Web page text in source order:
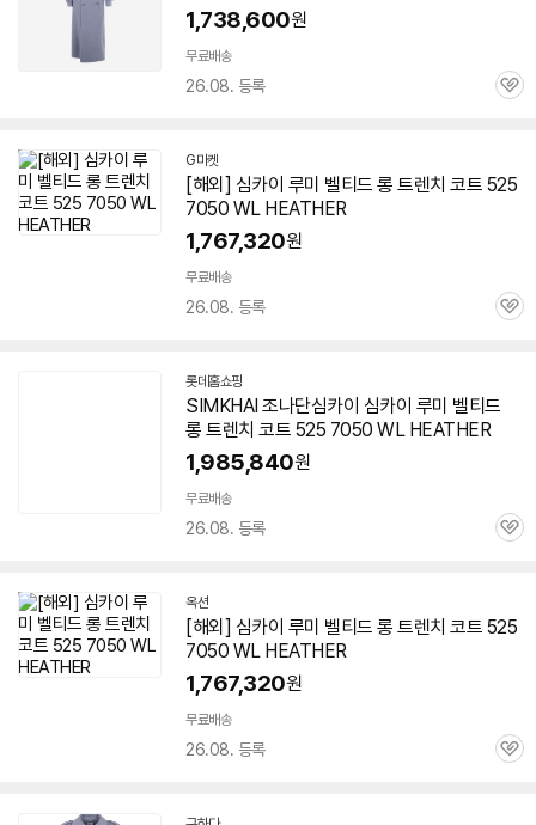
1,738,600원
무료배송
26.08. 등록
관
G마켓
[해외] 심카이 루미 벨티드 롱 트렌치 코트 525
7050 WL HEATHER
1,767,320원
무료배송
26.08. 등록
관
롯데홈쇼핑
SIMKHAI 조나단심카이 심카이 루미 벨티드
롱 트렌치 코트 525 7050 WL HEATHER
1,985,840원
무료배송
26.08. 등록
관
옥션
[해외] 심카이 루미 벨티드 롱 트렌치 코트 525
7050 WL HEATHER
1,767,320원
무료배송
26.08. 등록
관